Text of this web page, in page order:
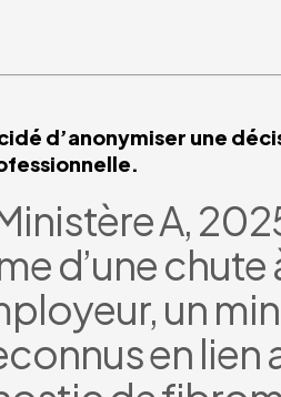
d’anonymiser une
A,
d’une chute
un
en lien